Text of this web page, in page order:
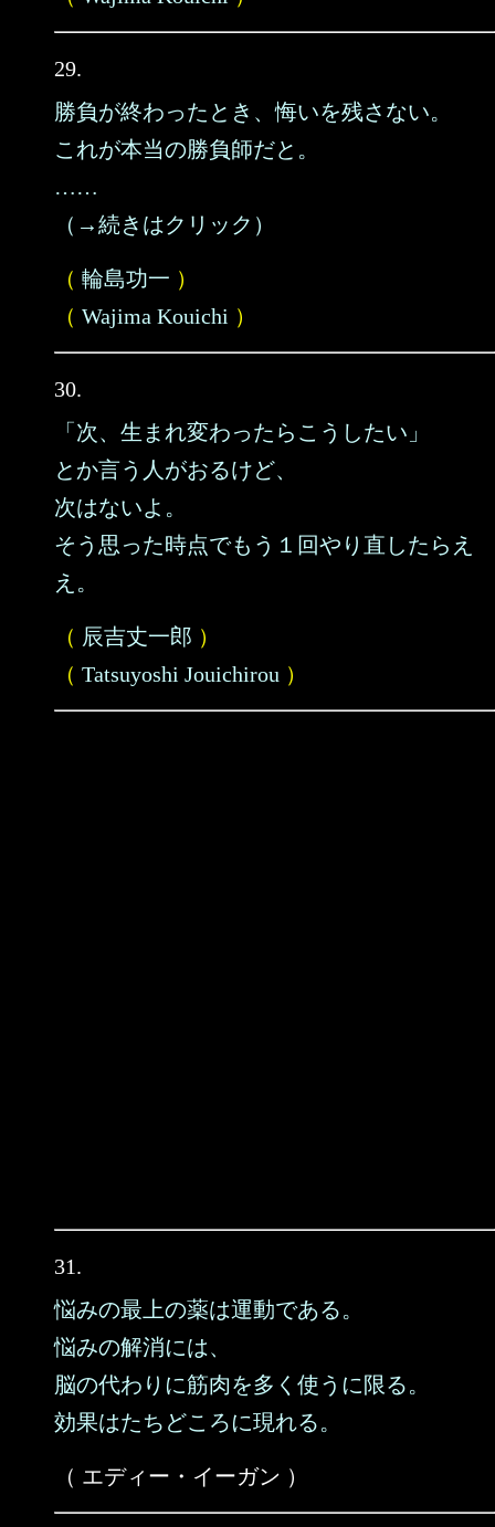
29.
勝負が終わったとき、悔いを残さない。
これが本当の勝負師だと。
……
（→続きはクリック）
（ 輪島功一 ）
（ Wajima Kouichi ）
30.
「次、生まれ変わったらこうしたい」
とか言う人がおるけど、
次はないよ。
そう思った時点でもう１回やり直したらえ
え。
（ 辰吉丈一郎 ）
（ Tatsuyoshi Jouichirou ）
31.
悩みの最上の薬は運動である。
悩みの解消には、
脳の代わりに筋肉を多く使うに限る。
効果はたちどころに現れる。
（ エディー・イーガン ）